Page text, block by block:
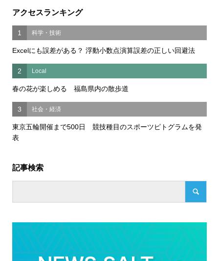
アクセスランキング
1 科学・技術
Excelにも誤差がある？ 浮動小数点演算誤差の正しい回避法
2 Local
春の花が楽しめる 福島県内の散歩道
3 社会・経済
東京五輪開催まで500日 競技種目のスポーツピトグラムを発
表
記事検索